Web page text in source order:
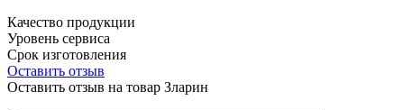
Качество продукции
Уровень сервиса
Срок изготовления
Оставить отзыв
Оставить отзыв на товар Зларин